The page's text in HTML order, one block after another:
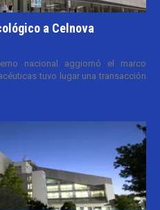
a Celnova
nacional aggiornó el marco
tuvo lugar una transacción